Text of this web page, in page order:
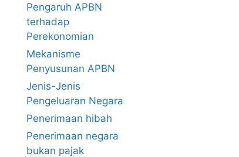
Pengaruh APBN
terhadap
Perekonomian
Mekanisme
Penyusunan APBN
Jenis-Jenis
Pengeluaran Negara
Penerimaan hibah
Penerimaan negara
bukan pajak